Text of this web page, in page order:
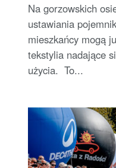
Na gorzowskich
ustawiania
mieszkańcy mogą
tekstylia nadające
użycia. To...